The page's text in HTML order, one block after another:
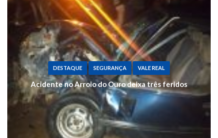
DESTAQUE SEGURANÇA VALE REAL
Acidente no Arroio do Ouro deixa três feridos